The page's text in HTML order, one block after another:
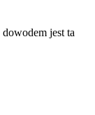
jest ta